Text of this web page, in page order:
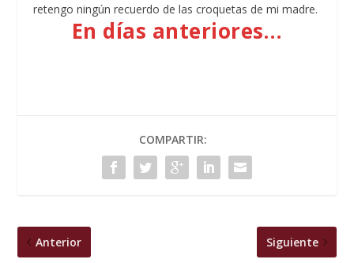
retengo ningún recuerdo de las croquetas de mi madre.
En días anteriores…
COMPARTIR:
Anterior Siguiente